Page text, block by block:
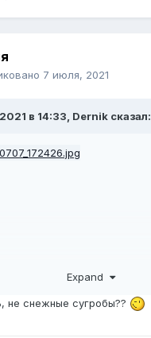
7 июля, 2021
в 14:33, Dernik сказал:
Expand
не снежные сугробы??